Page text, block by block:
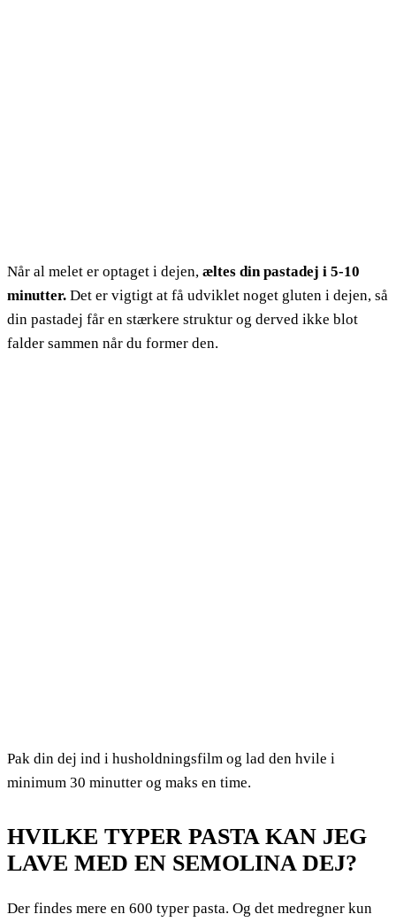
Når al melet er optaget i dejen, æltes din pastadej i 5-10
minutter. Det er vigtigt at få udviklet noget gluten i dejen, så
din pastadej får en stærkere struktur og derved ikke blot
falder sammen når du former den.
Pak din dej ind i husholdningsfilm og lad den hvile i
minimum 30 minutter og maks en time.
HVILKE TYPER PASTA KAN JEG
LAVE MED EN SEMOLINA DEJ?
Der findes mere en 600 typer pasta. Og det medregner kun